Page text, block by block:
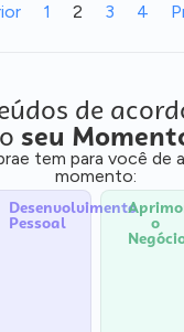
1 2 3 4
de
o seu
tem para você de
momento:
Desenvolvimento
Pessoal o